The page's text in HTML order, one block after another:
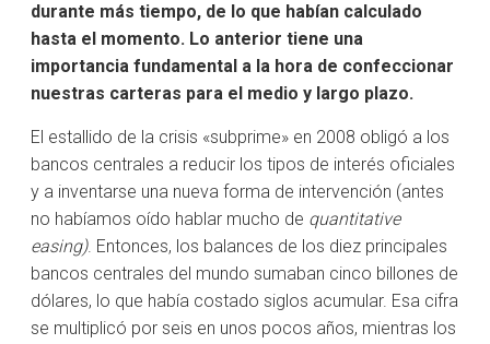
durante más tiempo, de lo que habían calculado
hasta el momento. Lo anterior tiene una
importancia fundamental a la hora de confeccionar
nuestras carteras para el medio y largo plazo.
El estallido de la crisis «subprime» en 2008 obligó a los
bancos centrales a reducir los tipos de interés oficiales
y a inventarse una nueva forma de intervención (antes
no habíamos oído hablar mucho de quantitative
easing). Entonces, los balances de los diez principales
bancos centrales del mundo sumaban cinco billones de
dólares, lo que había costado siglos acumular. Esa cifra
se multiplicó por seis en unos pocos años, mientras los